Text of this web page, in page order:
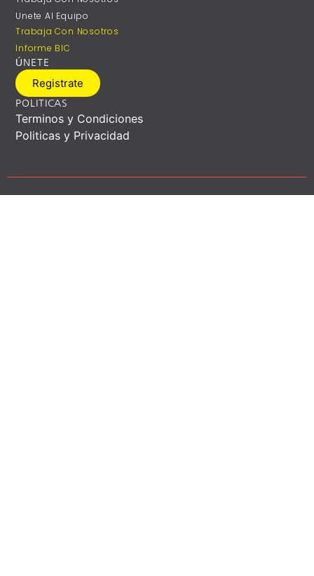
Unete Al Equipo
Trabaja Con Nosotros
Informe BIC
ÚNETE
Registrate
POLITICAS
Terminos y Condiciones
Politicas y Privacidad